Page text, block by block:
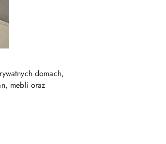
domach,
mebli oraz